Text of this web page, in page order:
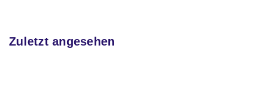
Zuletzt angesehen